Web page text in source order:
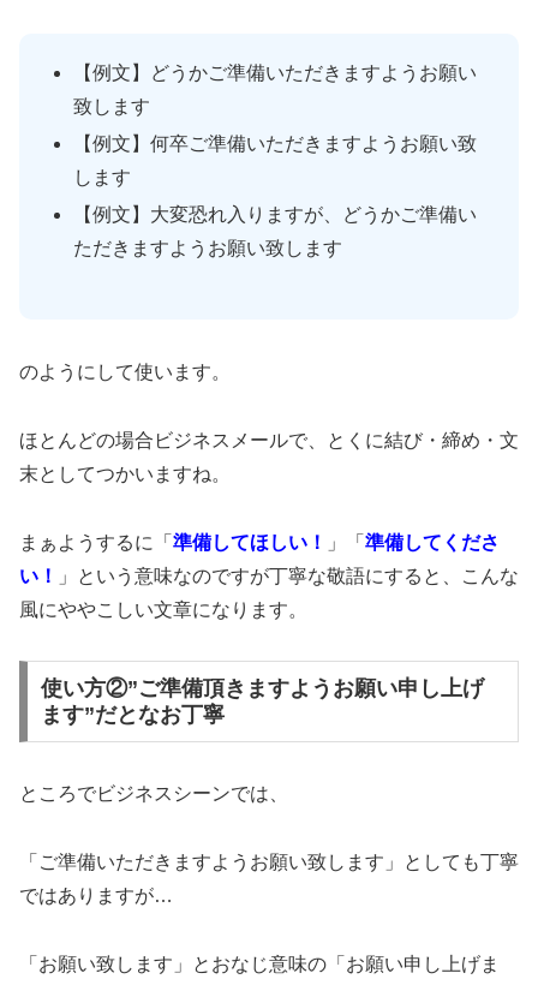
【例文】どうかご準備いただきますようお願い
致します
【例文】何卒ご準備いただきますようお願い致
します
【例文】大変恐れ入りますが、どうかご準備い
ただきますようお願い致します
のようにして使います。
ほとんどの場合ビジネスメールで、とくに結び・締め・文
末としてつかいますね。
まぁようするに「 準備してほしい！ 」「 準備してくださ
い！
」という意味なのですが丁寧な敬語にすると、こんな
風にややこしい文章になります。
使い方②”ご準備頂きますようお願い申し上げ
ます”だとなお丁寧
ところでビジネスシーンでは、
「ご準備いただきますようお願い致します」としても丁寧
ではありますが…
「お願い致します」とおなじ意味の「お願い申し上げま